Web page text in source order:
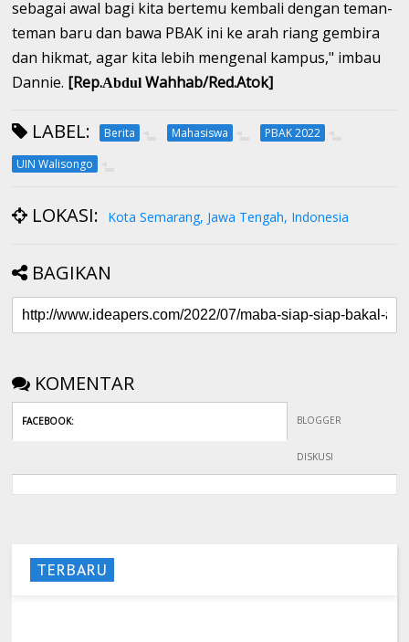
sebagai awal bagi kita bertemu kembali dengan teman-
teman baru dan bawa PBAK ini ke arah riang gembira
dan hikmat, agar kita lebih mengenal kampus," imbau
Dannie. [Rep.AbdulWahhab/Red.Atok]
LABEL: Berita Mahasiswa
PBAK 2022
UIN Walisongo
LOKASI: Kota Semarang, Jawa Tengah, Indonesia
BAGIKAN
KOMENTAR
FACEBOOK: BLOGGER
DISKUSI
TERBARU